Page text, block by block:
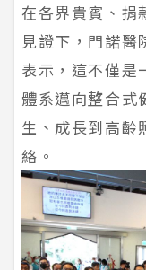
在各界貴賓、捐
見證下，門諾醫
表示，這不僅是
體系邁向整合式
生、成長到高齡
絡。